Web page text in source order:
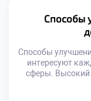
входящих
превышает
Качество
Способы
Способы
интересуют
сферы. Высокий
осознанных